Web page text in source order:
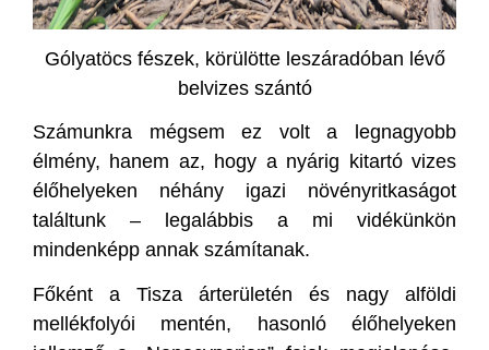
Gólyatöcs fészek, körülötte leszáradóban lévő
belvizes szántó
Számunkra mégsem ez volt a legnagyobb
élmény, hanem az, hogy a nyárig kitartó vizes
élőhelyeken néhány igazi növényritkaságot
találtunk – legalábbis a mi vidékünkön
mindenképp annak számítanak.
Főként a Tisza árterületén és nagy alföldi
mellékfolyói mentén, hasonló élőhelyeken